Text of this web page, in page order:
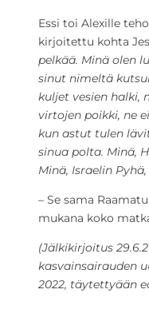
Essi toi Alexille
kirjoitettu kohta
pelkää. Minä olen
sinut nimeltä
kuljet vesien halki,
virtojen poikki, ne
kun astut tulen
sinua polta. Minä,
Minä, Israelin
– Se sama
mukana koko
(Jälkikirjoitus
kasvainsairauden
2022, täytettyään